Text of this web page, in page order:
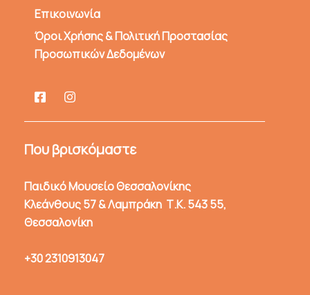
Επικοινωνία
Όροι Χρήσης & Πολιτική Προστασίας
Προσωπικών Δεδομένων
Που βρισκόμαστε
Παιδικό Μουσείο Θεσσαλονίκης
Κλεάνθους 57 & Λαμπράκη Τ.Κ. 543 55,
Θεσσαλονίκη
+30 2310913047